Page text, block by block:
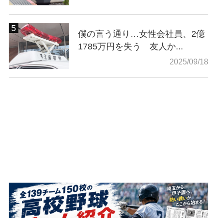
僕の言う通り…女性会社員、2億
1785万円を失う 友人か...
2025/09/18